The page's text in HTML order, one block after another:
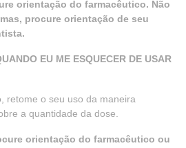
orientação do farmacêutico. Não
procure orientação de seu
EU ME ESQUECER DE USAR
retome o seu uso da maneira
a quantidade da dose.
orientação do farmacêutico ou